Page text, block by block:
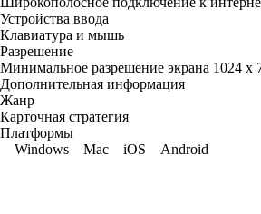
Устройства ввода
Клавиатура и мышь
Разрешение
Минимальное разрешение экрана 1024 x
Дополнительная информация
Жанр
Карточная стратегия
Платформы
Windows
Mac iOS Android